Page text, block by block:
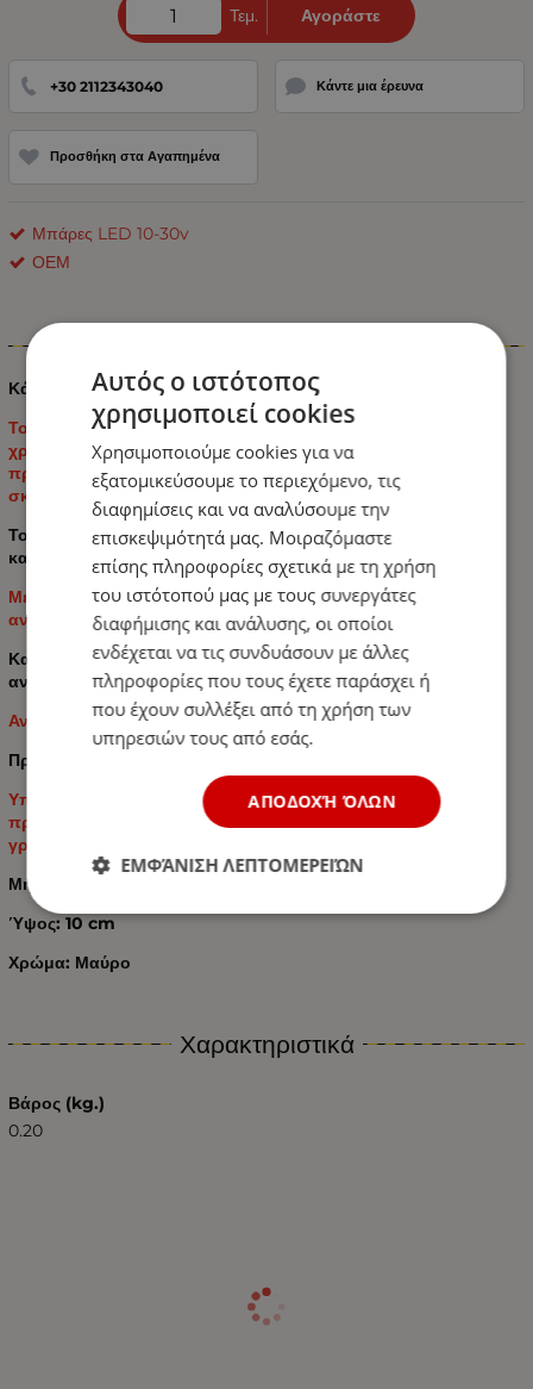
Τεμ. Αγοράστε
+30 2112343040 Κάντε μια έρευνα
Προσθήκη στα Αγαπημένα
Μπάρες LED 10-30v
ΟΕΜ
Κάλυμμα μπάρας φώτων LED μαύρο χρώμα αδιάβροχο
Το αδιάβροχο κάλυμμα Μπάρας μας εξυπηρετεί όταν δεν
χρησιμοποιούμε την μπάρα και θέλουμε να την
προστατέψουμε από της καιρικές συνθήκες την φθορά την
σκόνη κ.α
Το αδιάβροχο κάλυμμα είναι κατασκευασμένο από πολλής
καλής ποιότητας υλικό
Με λίγη ελαστικότητα και στα δύο άκρα, ακριβείς εγκοπές και
ανοίγματα, ευέλικτο.
Κατασκευασμένο από υψηλής ποιότητας αδιάβροχο,
αντιανεμικό και ανθεκτικό στη σκόνη υλικό εξωτερικά.
Ανθεκτικό στο χιόνι και στις χαμηλές θερμοκρασίες.
Προστατεύει από τον καυτό ήλιο.
Υπάρχει μια μαλακή επένδυση στο εσωτερικό για να
προστατεύει την επιφάνεια της ράβδου πάγου από
γρατσουνιές.
Μήκος: 132 cm
Ύψος: 10 cm
Χρώμα: Μαύρο
Χαρακτηριστικά
Βάρος (kg.)
0.20
Αυτός ο ιστότοπος
χρησιμοποιεί cookies
Χρησιμοποιούμε cookies για να
εξατομικεύσουμε το περιεχόμενο, τις
διαφημίσεις και να αναλύσουμε την
επισκεψιμότητά μας. Μοιραζόμαστε
επίσης πληροφορίες σχετικά με τη χρήση
του ιστότοπού μας με τους συνεργάτες
διαφήμισης και ανάλυσης, οι οποίοι
ενδέχεται να τις συνδυάσουν με άλλες
πληροφορίες που τους έχετε παράσχει ή
που έχουν συλλέξει από τη χρήση των
υπηρεσιών τους από εσάς.
ΑΠΟΔΟΧΉ ΌΛΩΝ
ΕΜΦΆΝΙΣΗ ΛΕΠΤΟΜΕΡΕΙΏΝ